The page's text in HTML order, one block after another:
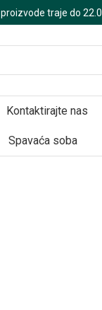
Kontaktirajte nas
Spavaća soba